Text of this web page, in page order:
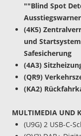
""Blind Spot
Ausstiegswarner
(4K5)
und
Safesicherung
(4A3)
(QR9)
(KA2)
MULTIMEDIA UND
(U9G) 2 USB-C-